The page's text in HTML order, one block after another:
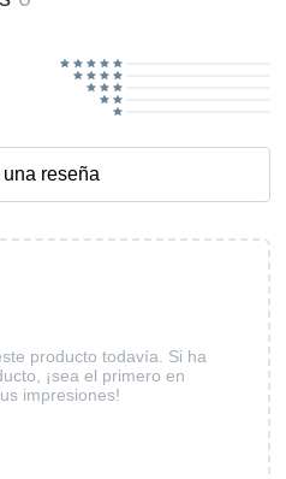
producto todavía. Si ha
¡sea el primero en
impresiones!
reseña